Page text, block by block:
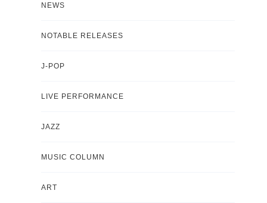
NEWS
NOTABLE RELEASES
J-POP
LIVE PERFORMANCE
JAZZ
MUSIC COLUMN
ART